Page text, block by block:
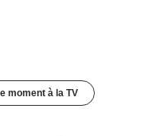
moment à la TV